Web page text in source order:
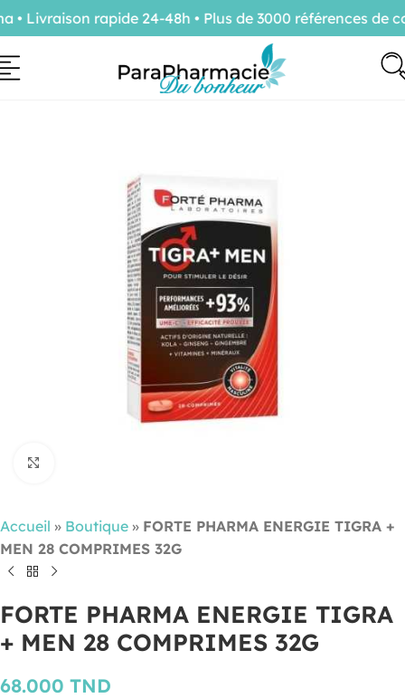
Accueil » Boutique » FORTE PHARMA ENERGIE TIGRA +
MEN 28 COMPRIMES 32G
FORTE PHARMA ENERGIE TIGRA
+ MEN 28 COMPRIMES 32G
68.000 TND
rapide 24-48h • Plus de 3000 références de